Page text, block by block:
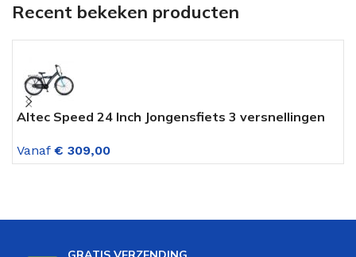
Recent bekeken producten
Altec Speed 24 Inch Jongensfiets 3 versnellingen
Vanaf € 309,00